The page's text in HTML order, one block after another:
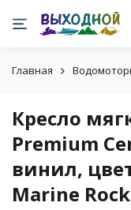
Главная
Кресло
Premium
винил,
Marine